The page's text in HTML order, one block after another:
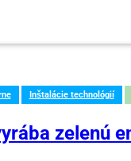
Inštalácie technológií
zelenú